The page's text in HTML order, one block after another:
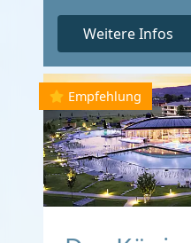
Weitere Infos
Empfehlung